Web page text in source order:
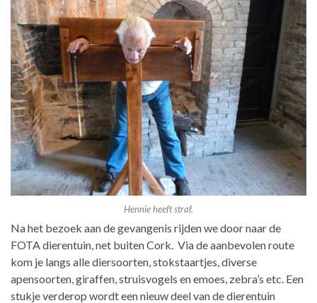
Hennie heeft straf.
Na het bezoek aan de gevangenis rijden we door naar de
FOTA dierentuin, net buiten Cork. Via de aanbevolen route
kom je langs alle diersoorten, stokstaartjes, diverse
apensoorten, giraffen, struisvogels en emoes, zebra’s etc. Een
stukje verderop wordt een nieuw deel van de dierentuin